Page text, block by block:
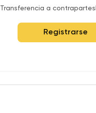
Transferencia a contrapartes
Registrarse